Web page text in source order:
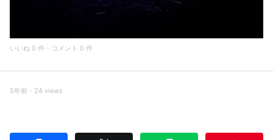
いいね 0 件・コメント 0 件
5年前・24 views